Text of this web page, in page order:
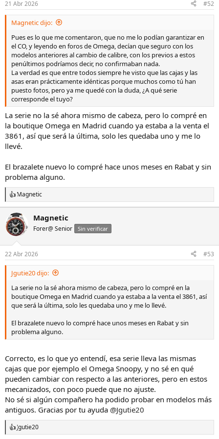
21 Abr 2026 #52
Magnetic dijo:
Pues es lo que me comentaron, que no me lo podían garantizar en
el CO, y leyendo en foros de Omega, decían que seguro con los
modelos anteriores al cambio de calibre, con los previos a estos
penúltimos podríamos decir, no confirmaban nada.
La verdad es que entre todos siempre he visto que las cajas y las
asas eran prácticamente idénticas porque muchos como tú han
puesto fotos, pero ya me quedé con la duda, ¿A qué serie
corresponde el tuyo?
La serie no la sé ahora mismo de cabeza, pero lo compré en
la boutique Omega en Madrid cuando ya estaba a la venta el
3861, así que será la última, solo les quedaba uno y me lo
llevé.
El brazalete nuevo lo compré hace unos meses en Rabat y sin
problema alguno.
R
e
a
c
c
o
n
e
Magnetic
Magnetic
Forer@ Senior Sin verificar
22 Abr 2026 #53
Jgutie20 dijo:
La serie no la sé ahora mismo de cabeza, pero lo compré en la
boutique Omega en Madrid cuando ya estaba a la venta el 3861, así
que será la última, solo les quedaba uno y me lo llevé.
El brazalete nuevo lo compré hace unos meses en Rabat y sin
problema alguno.
Correcto, es lo que yo entendí, esa serie lleva las mismas
cajas que por ejemplo el Omega Snoopy, y no sé en qué
pueden cambiar con respecto a las anteriores, pero en estos
mecanizados, con poco puede que no ajuste.
No sé si algún compañero ha podido probar en modelos más
antiguos. Gracias por tu ayuda @Jgutie20
R
Jgutie20